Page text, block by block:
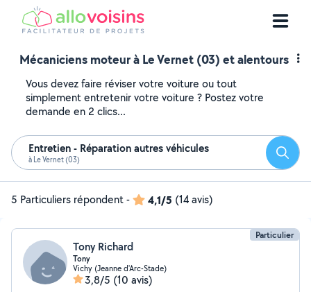
Mécaniciens moteur à Le Vernet (03) et alentours
Vous devez faire réviser votre voiture ou tout
simplement entretenir votre voiture ? Postez votre
demande en 2 clics...
Entretien - Réparation autres véhicules
à Le Vernet (03)
5 Particuliers répondent- 4,1/5 (14 avis)
Particulier
Tony Richard
Tony
Vichy (Jeanne d'Arc-Stade)
3,8/5 (10 avis)